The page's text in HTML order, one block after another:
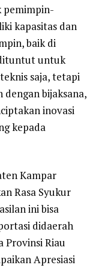
pemimpin-
kapasitas dan
baik di
untuk
saja, tetapi
bijaksana,
inovasi
kepada
Kampar
Rasa Syukur
ini bisa
didaerah
Provinsi Riau
Apresiasi